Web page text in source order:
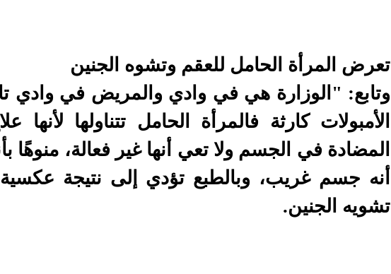
تعرض المرأة الحامل للعقم وتشوه الجنين
وتابع: "الوزارة هي في وادي والمريض في وادي
الأمبولات كارثة فالمرأة الحامل تتناولها لأنها
المضادة في الجسم ولا تعي أنها غير فعالة، منوهًا
أنه جسم غريب، وبالطبع تؤدي إلى نتيجة
تشويه الجنين.